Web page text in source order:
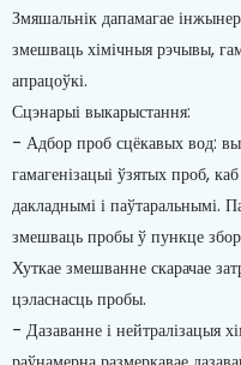
Змяшальнік дапамагае
змешваць хімічныя рэчывы,
апрацоўкі.
Сцэнарыі выкарыстання:
- Адбор проб сцёкавых вод:
гамагенізацыі ўзятых проб,
дакладнымі і паўтаральнымі.
змешваць пробы ў пункце
Хуткае змешванне скарачае
цэласнасць пробы.
- Дазаванне і нейтралізацыя